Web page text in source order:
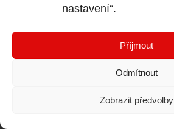
nastavení“.
Příjmout
Odmítnout
Zobrazit předvolby